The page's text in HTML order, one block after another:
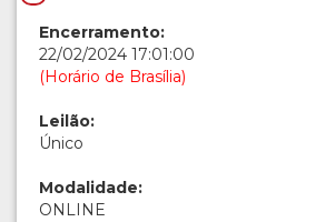
Encerramento:
22/02/2024 17:01:00
(Horário de Brasília)
Leilão:
Único
Modalidade:
ONLINE